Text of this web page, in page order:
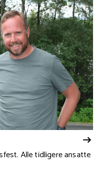
Alle tidligere ansatte